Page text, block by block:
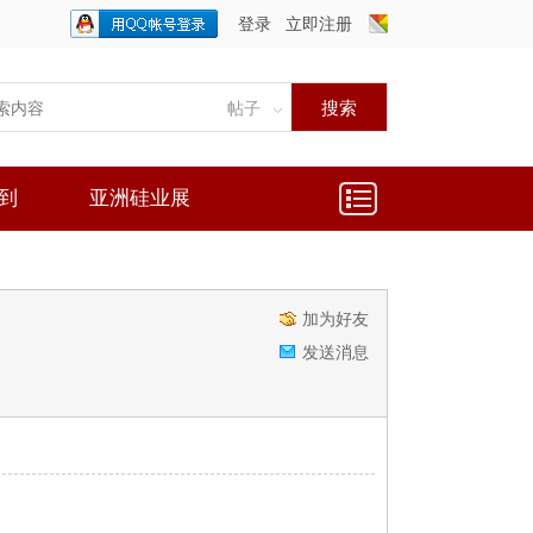
登录
立即注册
帖子 搜索
亚洲硅业展
加为好友
发送消息